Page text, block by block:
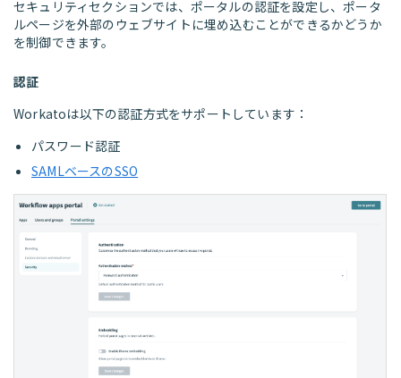
セキュリティセクションでは、ポータルの認証を設定し、ポータ
ルページを外部のウェブサイトに埋め込むことができるかどうか
を制御できます。
認証
Workatoは以下の認証方式をサポートしています：
パスワード認証
SAMLベースのSSO